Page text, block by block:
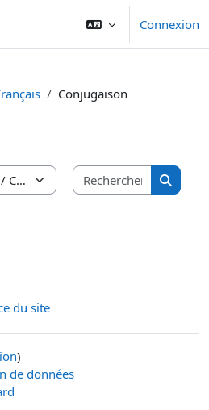
Connexion
Conjugaison
du site
)
de données